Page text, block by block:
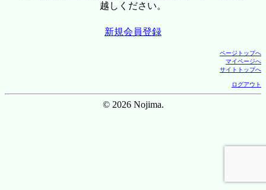
越しください。
新規会員登録
ページトップへ
マイページへ
サイトトップへ
ログアウト
© 2026 Nojima.